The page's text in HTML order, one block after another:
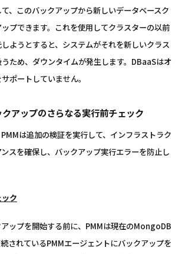
、このバックアップから新しいデータベースク
プできます。これを使用してクラスターの以前
ようとすると、システムがそれを新しいクラス
ため、ダウンタイムが発生します。DBaaSはオ
ポートしていません。
アップのさらなる実行前チェック
は追加の検証を実行して、インフラストラク
スを確保し、バックアップ実行エラーを防止し
ク
ップを開始する前に、PMMは現在のMongoDB
されているPMMエージェントにバックアップを